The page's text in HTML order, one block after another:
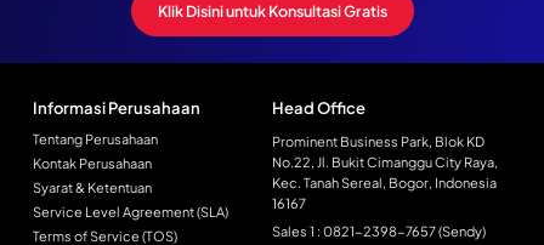
Klik Disini untuk Konsultasi Gratis
Informasi Perusahaan
Tentang Perusahaan
Kontak Perusahaan
Syarat & Ketentuan
Service Level Agreement (SLA)
Terms of Service (TOS)
Head Office
Prominent Business Park, Blok KD
No.22, Jl. Bukit Cimanggu City Raya,
Kec. Tanah Sereal, Bogor, Indonesia
16167
Sales 1 : 0821-2398-7657 (Sendy)